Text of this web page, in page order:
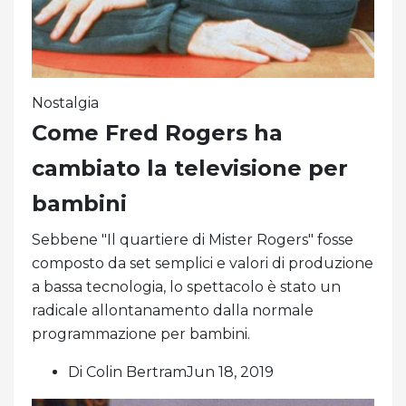
Nostalgia
Come Fred Rogers ha
cambiato la televisione per
bambini
Sebbene "Il quartiere di Mister Rogers" fosse
composto da set semplici e valori di produzione
a bassa tecnologia, lo spettacolo è stato un
radicale allontanamento dalla normale
programmazione per bambini.
Di Colin BertramJun 18, 2019